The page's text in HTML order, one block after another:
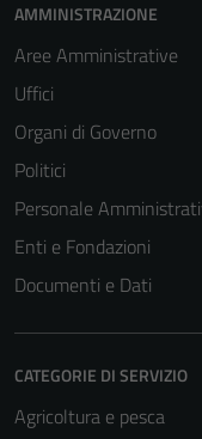
AMMINISTRAZIONE
Aree Amministrative
Uffici
Organi di Governo
Politici
Personale
Enti e Fondazioni
Documenti e Dati
CATEGORIE DI SERVIZIO
Agricoltura e pesca